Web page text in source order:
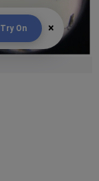
Try On ×